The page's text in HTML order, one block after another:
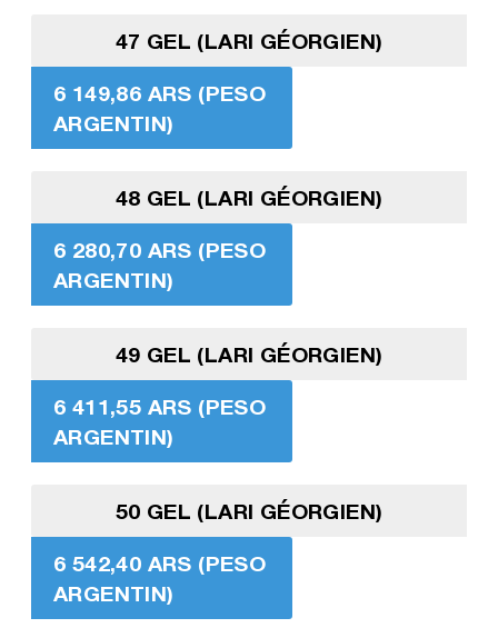
47 GEL (LARI GÉORGIEN)
6 149,86 ARS (PESO
ARGENTIN)
48 GEL (LARI GÉORGIEN)
6 280,70 ARS (PESO
ARGENTIN)
49 GEL (LARI GÉORGIEN)
6 411,55 ARS (PESO
ARGENTIN)
50 GEL (LARI GÉORGIEN)
6 542,40 ARS (PESO
ARGENTIN)